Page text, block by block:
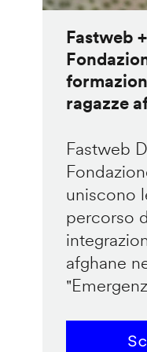
Fastweb
ragazze
Fastweb
uniscono
percorso
afghane